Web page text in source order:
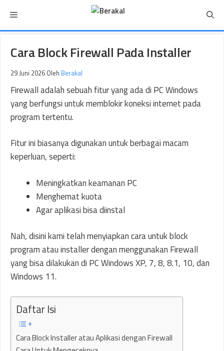
isi
Menu
Cara Block Firewall Pada Installer
29 Juni 2026 Oleh Berakal
Firewall adalah sebuah fitur yang ada di PC Windows
yang berfungsi untuk memblokir koneksi internet pada
program tertentu.
Fitur ini biasanya digunakan untuk berbagai macam
keperluan, seperti:
Meningkatkan keamanan PC
Menghemat kuota
Agar aplikasi bisa diinstal
Nah, disini kami telah menyiapkan cara untuk block
program atau installer dengan menggunakan Firewall
yang bisa dilakukan di PC Windows XP, 7, 8, 8.1, 10, dan
Windows 11.
Daftar Isi
Cara Block Installer atau Aplikasi dengan Firewall